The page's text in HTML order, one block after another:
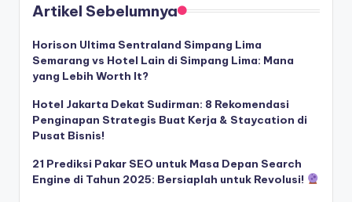
Artikel Sebelumnya
Horison Ultima Sentraland Simpang Lima
Semarang vs Hotel Lain di Simpang Lima: Mana
yang Lebih Worth It?
Hotel Jakarta Dekat Sudirman: 8 Rekomendasi
Penginapan Strategis Buat Kerja & Staycation di
Pusat Bisnis!
21 Prediksi Pakar SEO untuk Masa Depan Search
Engine di Tahun 2025: Bersiaplah untuk Revolusi!